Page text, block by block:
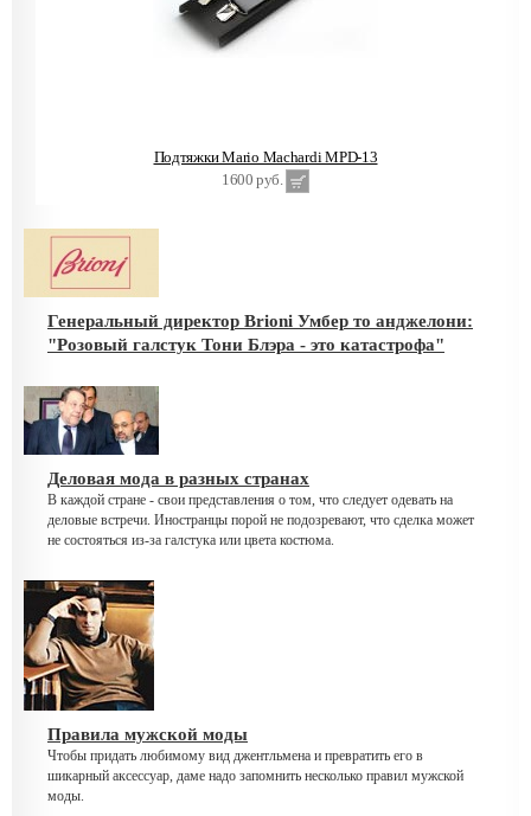
Подтяжки Mario Machardi MPD-13
1600 руб.
Генеральный директор Brioni Умбер то анджелони:
"Розовый галстук Тони Блэра - это катастрофа"
Деловая мода в разных странах
В каждой стране - свои представления о том, что следует одевать на
деловые встречи. Иностранцы порой не подозревают, что сделка может
не состояться из-за галстука или цвета костюма.
Правила мужской моды
Чтобы придать любимому вид джентльмена и превратить его в
шикарный аксессуар, даме надо запомнить несколько правил мужской
моды.